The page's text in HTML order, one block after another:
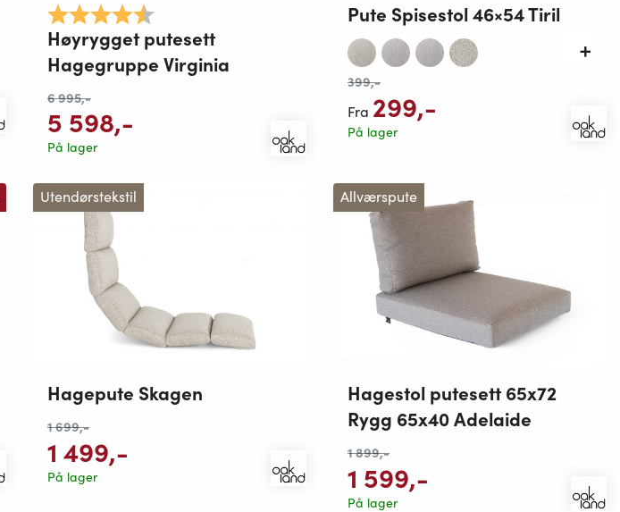
Karakter:
Høyrygget putesett
Hagegruppe Virginia
6 995,-
5 598,-
På lager
Pute Spisestol 46×54 Tiril
399,-
Fra 299,-
På lager
Utendørstekstil
Hagepute Skagen
1 699,-
1 499,-
På lager
Allværspute
Hagestol putesett 65x72
Rygg 65x40 Adelaide
1 899,-
1 599,-
På lager